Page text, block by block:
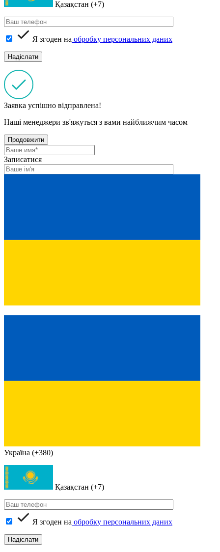
Қазақстан (+7)
Я згоден на обробку персональних даних
Заявка успішно відправлена!
Наші менеджери зв'яжуться з вами найближчим часом
Продовжити
Записатися
Україна (+380)
Қазақстан (+7)
Я згоден на обробку персональних даних